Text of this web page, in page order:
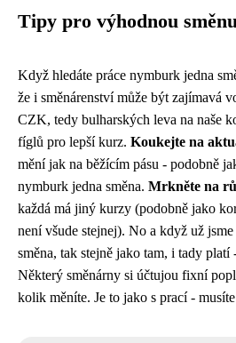
Tipy pro výhodnou
Když hledáte práce nymburk jedna
že i směnárenství může být zajímavá
CZK, tedy bulharských leva na naše
fíglů pro lepší kurz. Koukejte na
mění jak na běžícím pásu - podobně
nymburk jedna směna. Mrkněte na
každá má jiný kurzy (podobně jako
není všude stejnej). No a když už
směna, tak stejně jako tam, i tady platí
Některý směnárny si účtujou fixní
kolik měníte. Je to jako s prací -